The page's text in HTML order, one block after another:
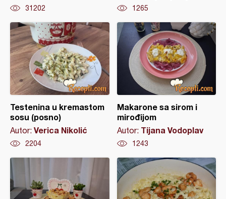
31202 1265
Testenina u kremastom
sosu (posno)
Autor: Verica Nikolić
2204
Makarone sa sirom i
mirođijom
Autor: Tijana Vodoplav
1243